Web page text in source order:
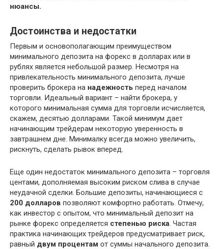
нюансы.
Достоинства и недостатки
Первым и основополагающим преимуществом
минимального депозита на форекс в долларах или в
рублях является небольшой размер. Несмотря на
привлекательность минимального депозита, лучше
проверить брокера на надежность перед началом
торговли. Идеальный вариант – найти брокера, у
которого минимальная сумма для торговли исчисляется,
скажем, десятью долларами. Такой минимум дает
начинающим трейдерам некоторую уверенность в
завтрашнем дне. Минималку всегда можно увеличить,
рискнуть, сделать рывок вперед.
Еще один недостаток минимального депозита – торговля
центами, дополняемая высоким риском слива в случае
неудачной сделки. Большие депозиты, начинающиеся с
200 долларов позволяют комфортно работать. Отмечу,
как инвестор с опытом, что минимальный депозит на
рынке форекс определяется степенью риска. Частая
практика начинающих трейдеров предусматривает риск,
равный двум процентам от суммы начального депозита.